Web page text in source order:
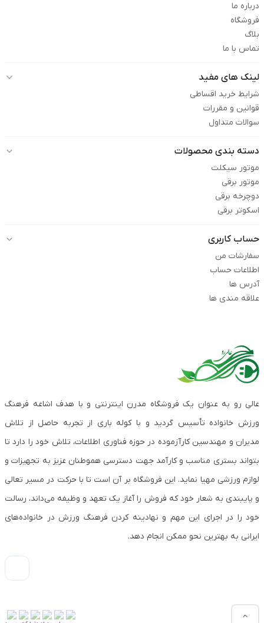
درباره ما
فروشگاه
بلاگ
تماس با ما
لینک های مفید
شرایط خرید اقساطی
قوانین و مقررات
سوالات متداول
دسته بندی محصولات
موتور سیکلت
موتور برقی
دوچرخه برقی
اسکوتر برقی
حساب کاربری
سفارشات من
اطلاعات حساب
آدرس ها
علاقه مندی ها
عالی رو به عنوان یک فروشگاه مدرن اینترنتی و با هدف اشاعه فرهنگ
ورزش خانواده تأسیس گردید و با کوله باری از تجربه حاصل از تلاش
مدیران و مهندسین کارآزموده در حوزه فناوری اطلاعات، تلاش خود را دارد تا
بتواند بستری مناسب و کارآمد جهت دسترسی هموطنان عزیز به تجهیزات و
لوازم ورزشی مهیا نماید. این فروشگاه بر آن است تا با حرکت در مسیر تعالی
و پایبندی به شعار خود که فروش را آغاز یک تعهد و وظیفه می‌داند، رسالت
خود را در اجرای این مهم و نهادینه کردن فرهنگ ورزش در خانواده‌های
ایرانی به بهترین نحو ممکن انجام دهد.